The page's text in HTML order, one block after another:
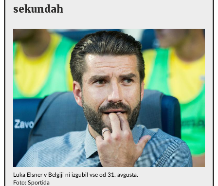
sekundah
Luka Elsner v Belgiji ni izgubil vse od 31. avgusta.
Foto: Sportida